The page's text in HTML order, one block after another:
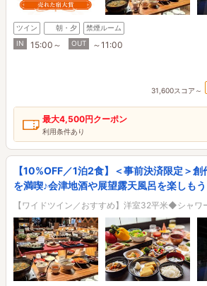
ツイン 朝・夕
禁煙ルーム
IN
15:00～ OUT ～11:00
31,600スコア～
最大4,500円クーポン
利用条件あり
【10%OFF／1泊2食】＜事前決済限定＞
を満喫♪会津地酒や展望露天風呂を楽しもう
【ワイドツイン／おすすめ】洋室32平米◆シャワ